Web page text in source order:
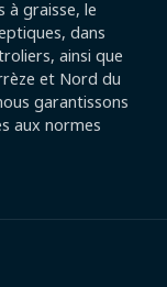
à graisse, le
dans
ainsi que
et Nord du
garantissons
aux normes